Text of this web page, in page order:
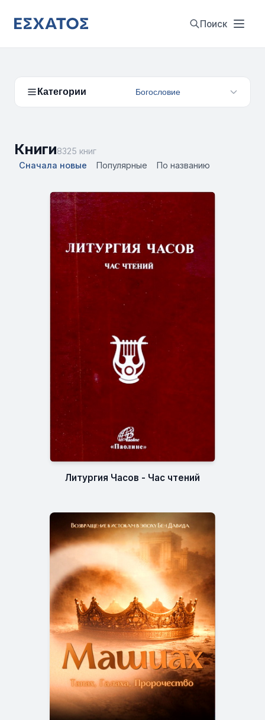
Поиск
Категории Богословие
Книги8325 книг
Сначала новые
Популярные По названию
Литургия Часов - Час чтений